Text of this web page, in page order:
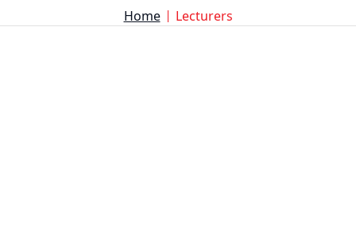
Home Lecturers